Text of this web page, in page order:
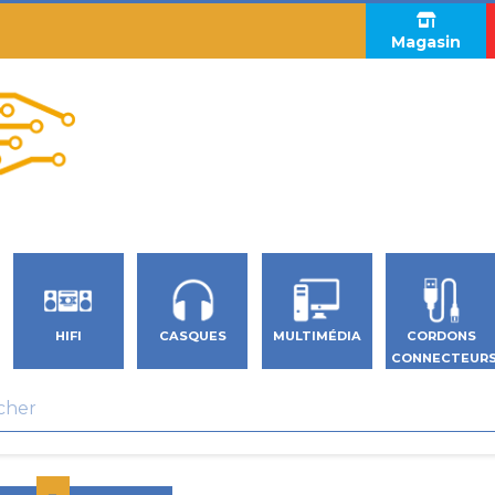
Magasin
HIFI CASQUES MULTIMÉDIA
CORDONS
CONNECTEURS